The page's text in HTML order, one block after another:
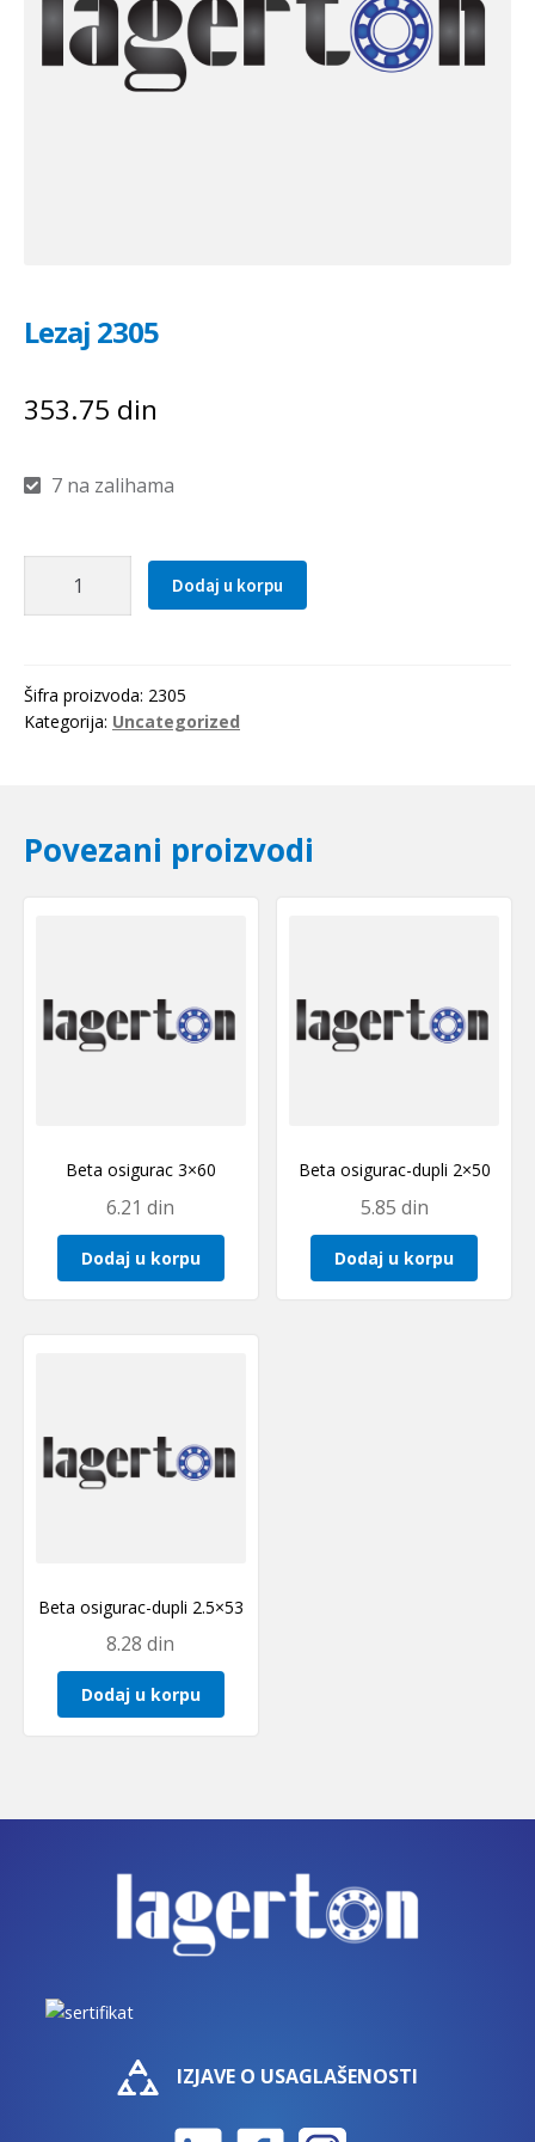
Lezaj 2305
353.75 din
7 na zalihama
Dodaj u korpu
Šifra proizvoda: 2305
Kategorija: Uncategorized
Povezani proizvodi
Beta osigurac 3×60
6.21din
Dodaj u korpu
Beta osigurac-dupli 2×50
5.85 din
Dodaj u korpu
Beta osigurac-dupli 2.5×53
8.28din
Dodaj u korpu
IZJAVE O USAGLAŠENOSTI